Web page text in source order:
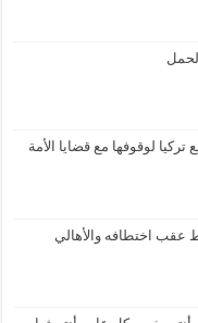
لوقوفها مع قضايا الأمة
عقب اختطافه والأهالي